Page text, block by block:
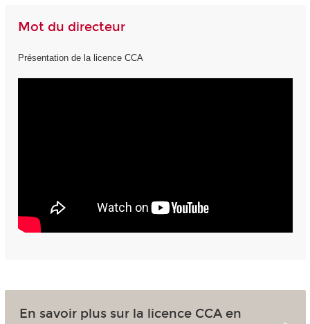
Mot du directeur
Présentation de la licence CCA
En savoir plus sur la licence CCA en